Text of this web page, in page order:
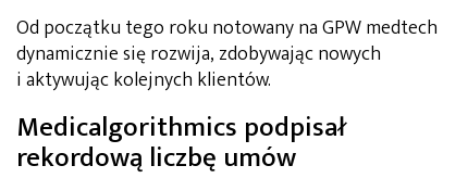
Od początku tego roku notowany na GPW medtech
dynamicznie się rozwija, zdobywając nowych
i aktywując kolejnych klientów.
Medicalgorithmics podpisał
rekordową liczbę umów